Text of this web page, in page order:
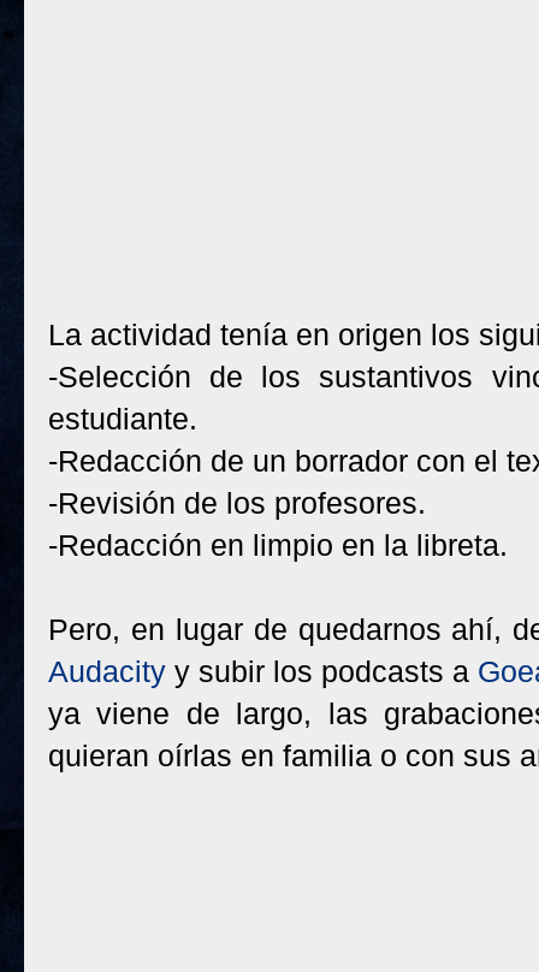
La actividad tenía en origen los
-Selección de los sustantivos
estudiante.
-Redacción de un borrador con el
-Revisión de los profesores.
-Redacción en limpio en la libreta.
Pero, en lugar de quedarnos ahí,
Audacity y subir los podcasts a
ya viene de largo, las
quieran oírlas en familia o con sus